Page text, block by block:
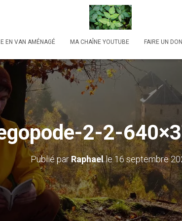
EN VAN AMÉNAGÉ MA CHAÎNE YOUTUBE FAIRE UN
2-2-
Publié parRaphaelle16 septembre